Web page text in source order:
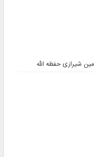
شیرازی حفظه الله